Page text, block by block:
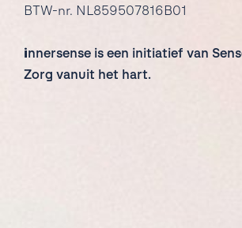
BTW-nr. NL859507816B01
innersense is een initiatief van
Zorg vanuit het hart.